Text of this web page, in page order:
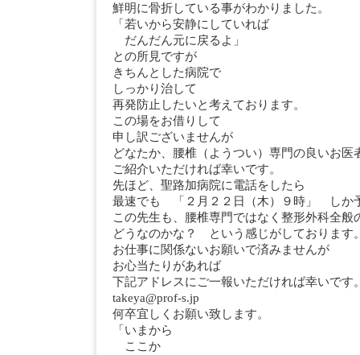
鮮明に骨折している事がわかりました。
「若いから安静にしていれば
だんだん元に戻るよ」
との所見ですが
きちんとした病院で
しっかり治して
再発防止したいと考えております。
この場をお借りして
申し訳ございませんが
どなたか、腰椎（ようつい）専門の良いお医
ご紹介いただければ幸いです。
先ほど、聖路加病院に電話をしたら
最速でも 「２月２２日（木）９時」 しか
この先生も、腰椎専門ではなく整形外科全般
どうなのかな？ という感じがしております
お仕事に関係ないお願いで済みませんが
お心当たりがあれば
下記アドレスにご一報いただければ幸いです
takeya@prof-s.jp
何卒宜しくお願い致します。
「いまから
ここか